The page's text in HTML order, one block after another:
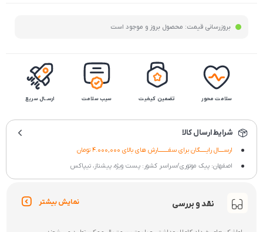
بروزرسانی قیمت: محصول بروز و موجود است
سلامت محور تضمین کیفیت سیب سلامت ارســال سریع
شرایط ارسال کالا
ارســــال رایـــــگان برای سفــــــــارش های بالای 4.000,000 تومان
اصفهان: پیک موتوری/سراسر کشور: پست ویژه، پیشتاز، تیپاکس
نقد و بررسی نمایش بیشتر